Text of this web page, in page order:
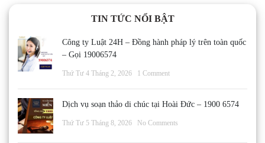
TIN TỨC NỔI BẬT
Công ty Luật 24H – Đồng hành pháp lý trên toàn quốc
– Gọi 19006574
Thứ Tư 4 Tháng 2, 2026 1 Comment
Dịch vụ soạn thảo di chúc tại Hoài Đức – 1900 6574
Thứ Tư 5 Tháng 8, 2026 No Comments